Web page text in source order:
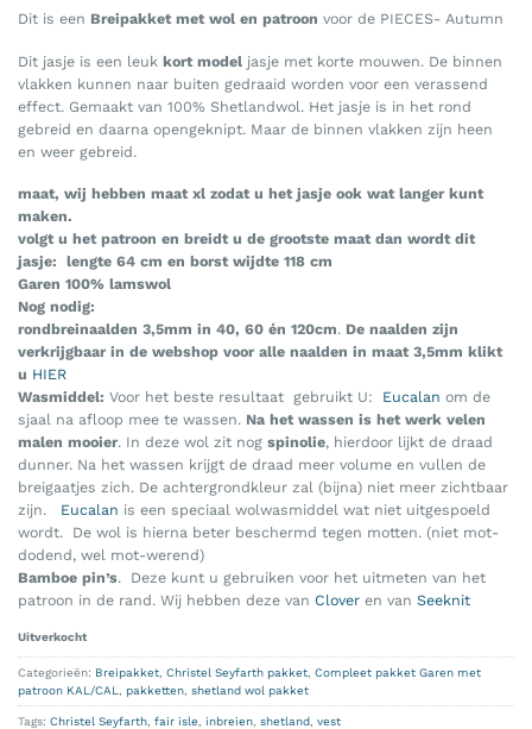
Dit is een Breipakket met wol en patroon voor de PIECES- Autumn
Dit jasje is een leuk kort model jasje met korte mouwen. De binnen
vlakken kunnen naar buiten gedraaid worden voor een verassend
effect. Gemaakt van 100% Shetlandwol. Het jasje is in het rond
gebreid en daarna opengeknipt. Maar de binnen vlakken zijn heen
en weer gebreid.
maat, wij hebben maat xl zodat u het jasje ook wat langer kunt
maken.
volgt u het patroon en breidt u de grootste maat dan wordt dit
jasje: lengte 64 cm en borst wijdte 118 cm
Garen 100% lamswol
Nog nodig:
rondbreinaalden 3,5mm in 40, 60 én 120cm. De naalden zijn
verkrijgbaar in de webshop voor alle naalden in maat 3,5mm klikt
u HIER
Wasmiddel: Voor het beste resultaat gebruikt U: Eucalan om de
sjaal na afloop mee te wassen. Na het wassen is het werk velen
malen mooier. In deze wol zit nog spinolie, hierdoor lijkt de draad
dunner. Na het wassen krijgt de draad meer volume en vullen de
breigaatjes zich. De achtergrondkleur zal (bijna) niet meer zichtbaar
zijn.
Eucalan is een speciaal wolwasmiddel wat niet uitgespoeld
wordt. De wol is hierna beter beschermd tegen motten. (niet mot-
dodend, wel mot-werend)
Bamboe pin’s. Deze kunt u gebruiken voor het uitmeten van het
patroon in de rand. Wij hebben deze van Clover en van Seeknit
Uitverkocht
Categorieën: Breipakket Christel Seyfarth pakket Compleet pakket Garen met
patroon KAL/CAL
pakketten shetland wol pakket
Tags: Christel Seyfarth fair isle inbreien shetland vest